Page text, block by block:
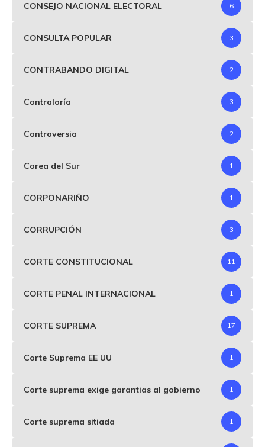
CONSEJO NACIONAL ELECTORAL 6
CONSULTA POPULAR 3
CONTRABANDO DIGITAL 2
Contraloría 3
Controversia 2
Corea del Sur 1
CORPONARIÑO 1
CORRUPCIÓN 3
CORTE CONSTITUCIONAL 11
CORTE PENAL INTERNACIONAL 1
CORTE SUPREMA 17
Corte Suprema EE UU 1
Corte suprema exige garantias al gobierno 1
Corte suprema sitiada 1